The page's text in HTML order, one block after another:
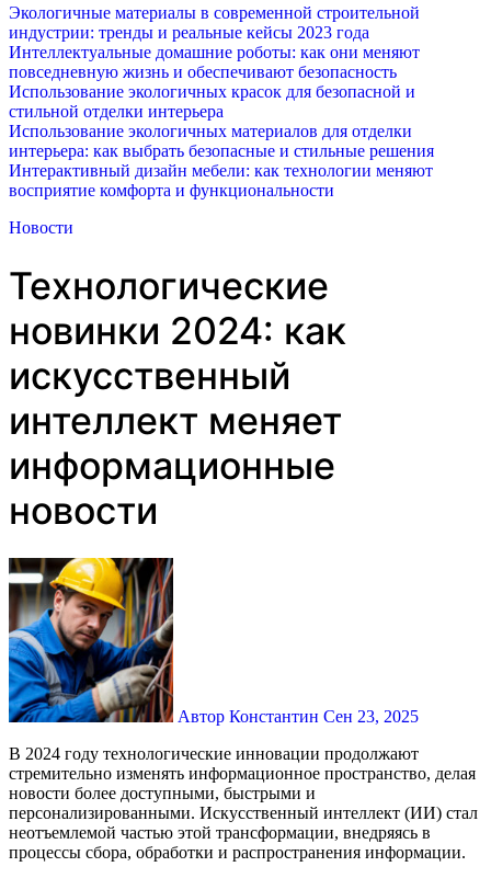
Экологичные материалы в современной строительной
индустрии: тренды и реальные кейсы 2023 года
Интеллектуальные домашние роботы: как они меняют
повседневную жизнь и обеспечивают безопасность
Использование экологичных красок для безопасной и
стильной отделки интерьера
Использование экологичных материалов для отделки
интерьера: как выбрать безопасные и стильные решения
Интерактивный дизайн мебели: как технологии меняют
восприятие комфорта и функциональности
Новости
Технологические
новинки 2024: как
искусственный
интеллект меняет
информационные
новости
Автор Константин Сен 23, 2025
В 2024 году технологические инновации продолжают
стремительно изменять информационное пространство, делая
новости более доступными, быстрыми и
персонализированными. Искусственный интеллект (ИИ) стал
неотъемлемой частью этой трансформации, внедряясь в
процессы сбора, обработки и распространения информации.